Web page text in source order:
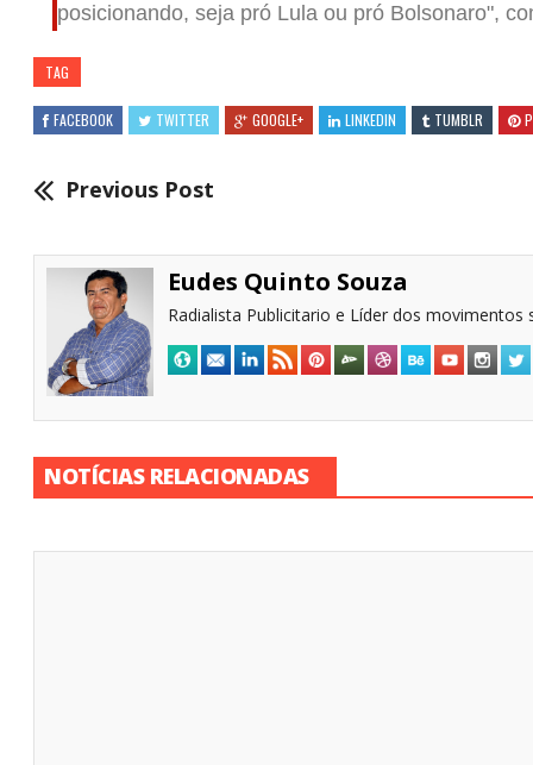
posicionando, seja pró Lula ou pró Bolsonaro",
TAG
FACEBOOK TWITTER GOOGLE+ LINKEDIN TUMBLR
Previous Post
Eudes Quinto Souza
Radialista Publicitario e Líder dos movimentos
NOTÍCIAS RELACIONADAS